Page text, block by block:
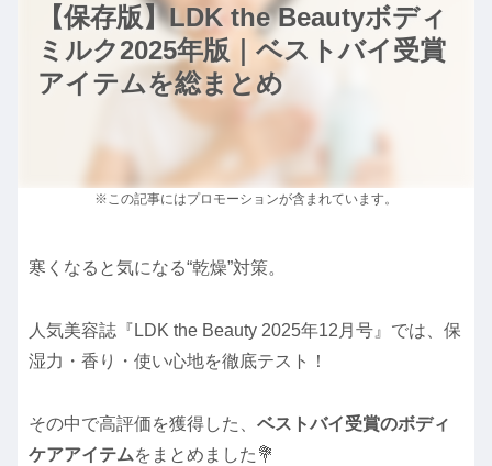
【保存版】LDK the Beautyボディ
ミルク2025年版｜ベストバイ受賞
アイテムを総まとめ
※この記事にはプロモーションが含まれています。
寒くなると気になる“乾燥”対策。
人気美容誌『LDK the Beauty 2025年12月号』では、保
湿力・香り・使い心地を徹底テスト！
その中で高評価を獲得した、 ベストバイ受賞のボディ
ケアアイテムをまとめました💐